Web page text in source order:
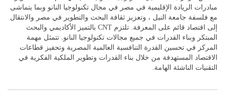
مبادرات الريادة الإقليمية في مصر في مجال تكنولوجيا النانو وبما يتماشى
مع فلسفة جامعة النيل ، وتعزيز ثقافة البحث والتطوير في مصر والانتقال
إلى اقتصاد قائم على المعرفة. تلتزم CNT بالتميز الأكاديمي والبحث
المبتكر وبناء القدرات في جميع مجالات تكنولوجيا النانو. تتمثل مهمة
المركز في تحسين القدرة التنافسية العالمية المصرية وتحفيز قطاعات
الاقتصاد المستهدفة من خلال بناء القدرات وتطوير الملكية الفكرية في
التقنيات الناشئة الهامة.